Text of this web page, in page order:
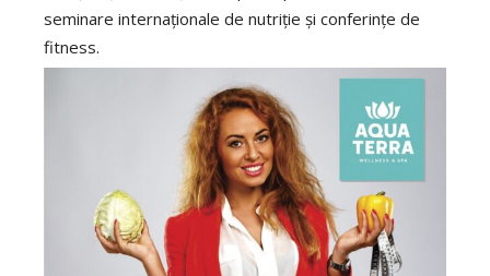
seminare internaționale de nutriție și conferințe de
fitness.